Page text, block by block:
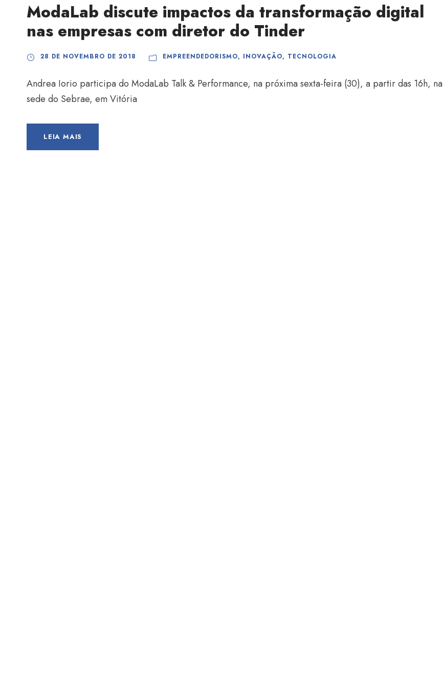
ModaLab discute impactos da transformação digital
nas empresas com diretor do Tinder
28 DE NOVEMBRO DE 2018 EMPREENDEDORISMO, INOVAÇÃO, TECNOLOGIA
Andrea Iorio participa do ModaLab Talk & Performance, na próxima sexta-feira (30), a partir das 16h, na
sede do Sebrae, em Vitória
LEIA MAIS